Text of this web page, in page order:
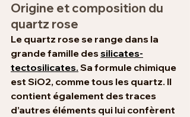
Origine et composition du
quartz rose
Le quartz rose se range dans la
grande famille des silicates-
tectosilicates. Sa formule chimique
est SiO2, comme tous les quartz. Il
contient également des traces
d’autres éléments qui lui confèrent